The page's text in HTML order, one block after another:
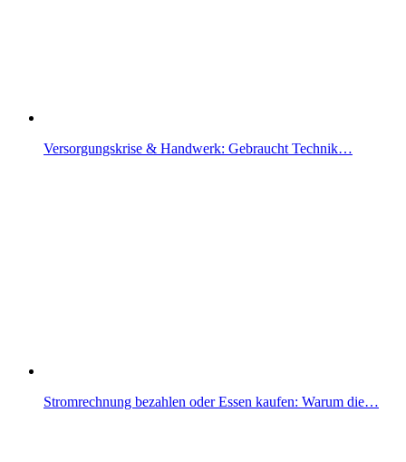
Versorgungskrise & Handwerk: Gebraucht Technik…
Stromrechnung bezahlen oder Essen kaufen: Warum die…